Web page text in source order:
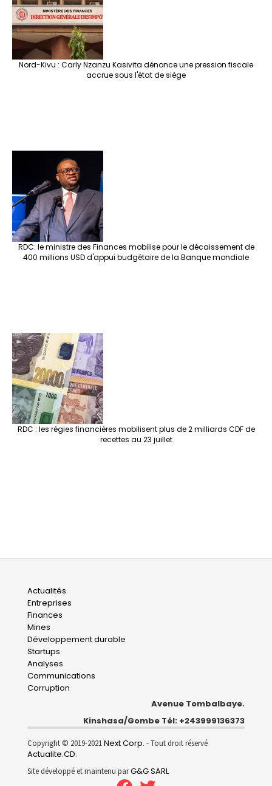
Nord-Kivu : Carly Nzanzu Kasivita dénonce une pression fiscale
accrue sous l'état de siège
RDC: le ministre des Finances mobilise pour le décaissement de
400 millions USD d'appui budgétaire de la Banque mondiale
RDC : les régies financières mobilisent plus de 2 milliards CDF de
recettes au 23 juillet
Main
navigation
Actualités
Entreprises
Finances
Mines
Développement durable
Startups
Analyses
Communications
Corruption
Avenue Tombalbaye.
Kinshasa/Gombe Tél: +243999136373
Copyright © 2019-2021Next Corp. - Tout droit réservé
Actualite.CD.
Site développé et maintenu parG&G SARL